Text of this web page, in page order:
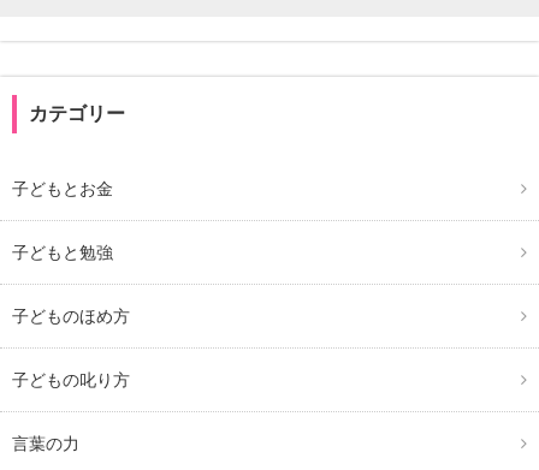
カテゴリー
子どもとお金
子どもと勉強
子どものほめ方
子どもの叱り方
言葉の力